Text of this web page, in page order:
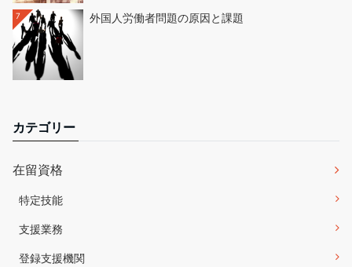
7 外国人労働者問題の原因と課題
カテゴリー
在留資格
特定技能
支援業務
登録支援機関